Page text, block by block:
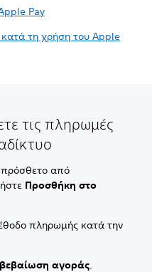
Pay
τη χρήση του Apple
τις πληρωμές
πρόσθετο από
Προσθήκη στο
πληρωμής κατά την
αγοράς.